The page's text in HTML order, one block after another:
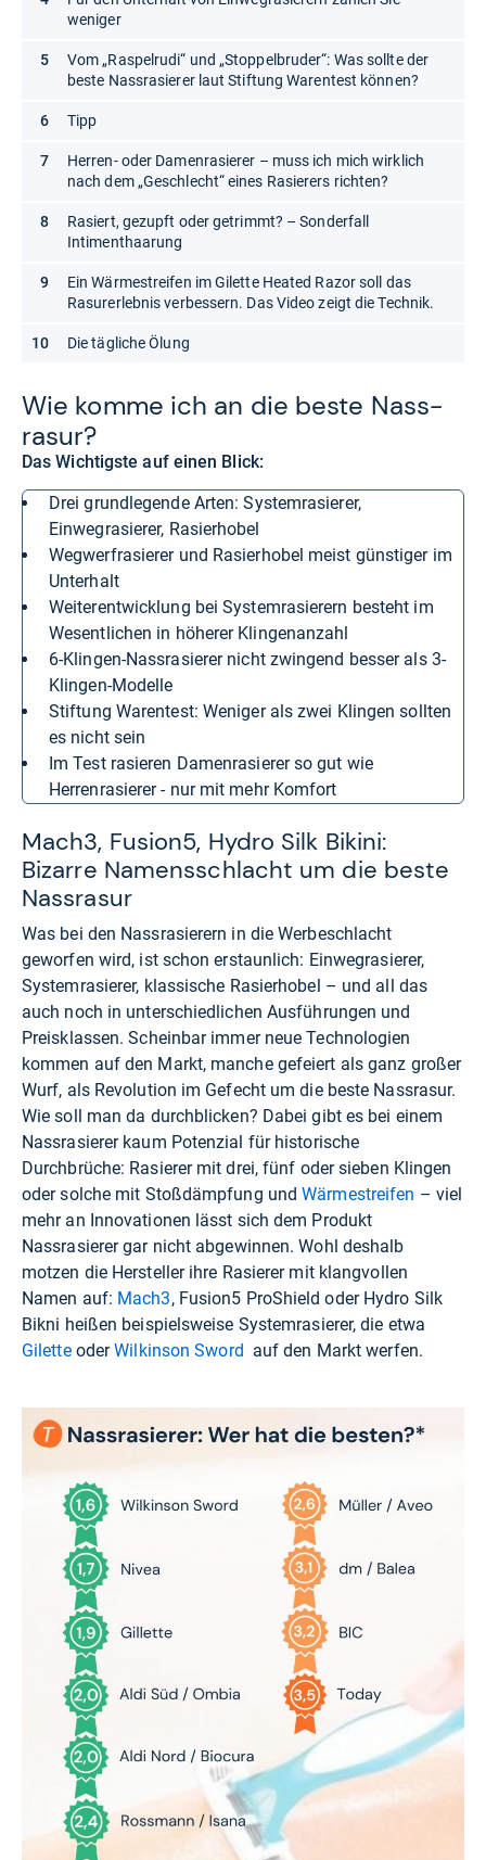
Wie komme ich an die beste Nass­
ra­sur?
Das Wichtigste auf einen Blick:
Drei grundlegende Arten: Systemrasierer,
Einwegrasierer, Rasierhobel
Wegwerfrasierer und Rasierhobel meist günstiger im
Unterhalt
Weiterentwicklung bei Systemrasierern besteht im
Wesentlichen in höherer Klingenanzahl
6-Klingen-Nassrasierer nicht zwingend besser als 3-
Klingen-Modelle
Stiftung Warentest: Weniger als zwei Klingen sollten
es nicht sein
Im Test rasieren Damenrasierer so gut wie
Herrenrasierer - nur mit mehr Komfort
Mach3, Fusion5, Hydro Silk Bikini:
Bizarre Namensschlacht um die beste
Nassrasur
Was bei den Nassrasierern in die Werbeschlacht
geworfen wird, ist schon erstaunlich: Einwegrasierer,
Systemrasierer, klassische Rasierhobel – und all das
auch noch in unterschiedlichen Ausführungen und
Preisklassen. Scheinbar immer neue Technologien
kommen auf den Markt, manche gefeiert als ganz großer
Wurf, als Revolution im Gefecht um die beste Nassrasur.
Wie soll man da durchblicken? Dabei gibt es bei einem
Nassrasierer kaum Potenzial für historische
Durchbrüche: Rasierer mit drei, fünf oder sieben Klingen
oder solche mit Stoßdämpfung undWärmestreifen – viel
mehr an Innovationen lässt sich dem Produkt
Nassrasierer gar nicht abgewinnen. Wohl deshalb
motzen die Hersteller ihre Rasierer mit klangvollen
Namen auf: Mach3, Fusion5 ProShield oder Hydro Silk
Bikni heißen beispielsweise Systemrasierer, die etwa
GiletteoderWilkinson Sword auf den Markt werfen.
weniger
Vom „Raspelrudi“ und „Stoppelbruder“: Was sollte der
beste Nassrasierer laut Stiftung Warentest können?
Tipp
Herren- oder Damenrasierer – muss ich mich wirklich
nach dem „Geschlecht“ eines Rasierers richten?
Rasiert, gezupft oder getrimmt? – Sonderfall
Intimenthaarung
Ein Wärmestreifen im Gilette Heated Razor soll das
Rasurerlebnis verbessern. Das Video zeigt die Technik.
Die tägliche Ölung